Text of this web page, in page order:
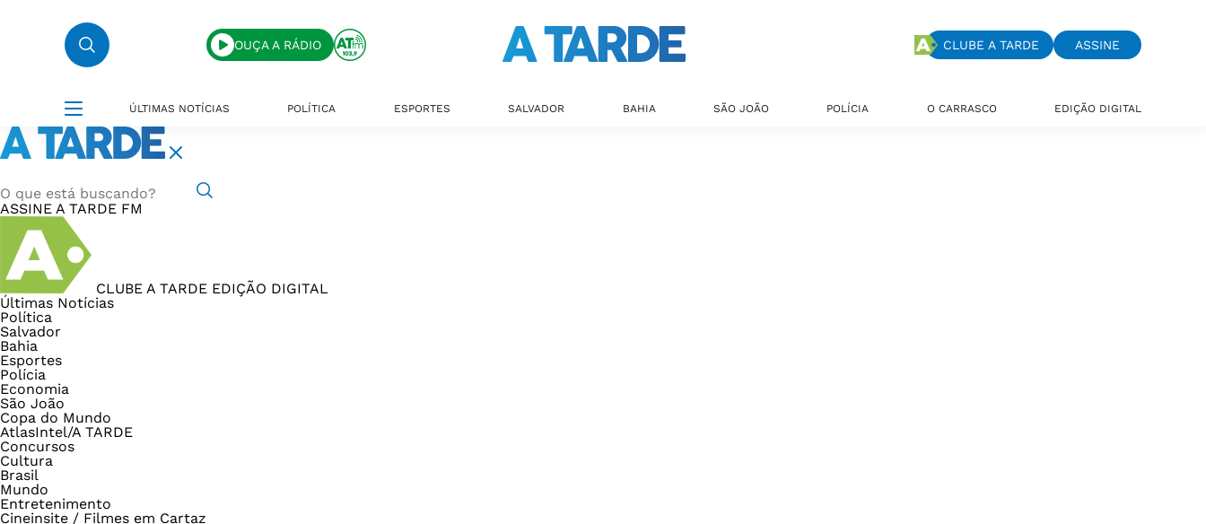
OUÇA A RÁDIO CLUBE A TARDE ASSINE
ÚLTIMAS NOTÍCIAS POLÍTICA ESPORTES SALVADOR BAHIA SÃO JOÃO POLÍCIA O CARRASCO EDIÇÃO DIGITAL
ASSINE A TARDE FM
CLUBE A TARDE EDIÇÃO DIGITAL
Últimas Notícias
Política
Salvador
Bahia
Esportes
Polícia
Economia
São João
Copa do Mundo
AtlasIntel/A TARDE
Concursos
Cultura
Brasil
Mundo
Entretenimento
Cineinsite / Filmes em Cartaz